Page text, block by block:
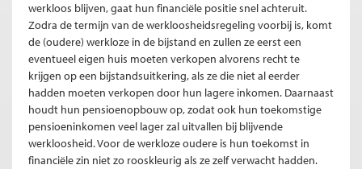
werkloos blijven, gaat hun financiële positie snel achteruit.
Zodra de termijn van de werkloosheidsregeling voorbij is, komt
de (oudere) werkloze in de bijstand en zullen ze eerst een
eventueel eigen huis moeten verkopen alvorens recht te
krijgen op een bijstandsuitkering, als ze die niet al eerder
hadden moeten verkopen door hun lagere inkomen. Daarnaast
houdt hun pensioenopbouw op, zodat ook hun toekomstige
pensioeninkomen veel lager zal uitvallen bij blijvende
werkloosheid. Voor de werkloze oudere is hun toekomst in
financiële zin niet zo rooskleurig als ze zelf verwacht hadden.